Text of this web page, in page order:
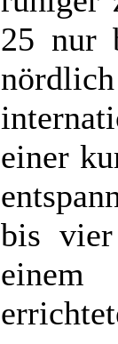
25 nur
einer
bis
einem